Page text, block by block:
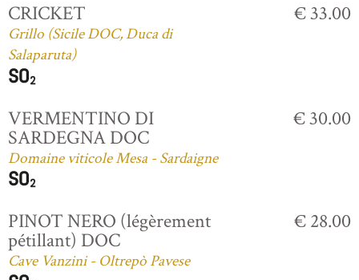
CRICKET
Grillo (Sicile DOC, Duca di
Salaparuta)
€ 33.00
VERMENTINO DI
SARDEGNA DOC
Domaine viticole Mesa - Sardaigne
€ 30.00
PINOT NERO (légèrement
pétillant) DOC
Cave Vanzini - Oltrepò Pavese
€ 28.00